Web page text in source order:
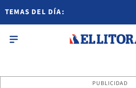
TEMAS DEL DÍA:
PUBLICIDAD